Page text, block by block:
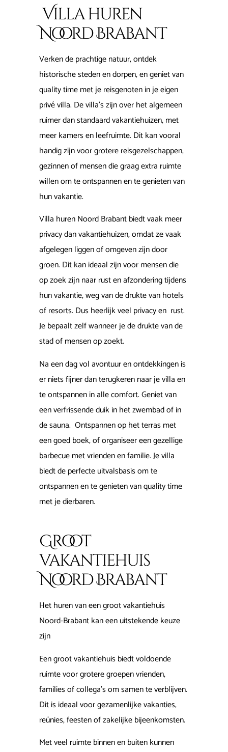
Villa huren
Noord Brabant
Verken de prachtige natuur, ontdek
historische steden en dorpen, en geniet van
quality time met je reisgenoten in je eigen
privé villa. De villa's zijn over het algemeen
ruimer dan standaard vakantiehuizen, met
meer kamers en leefruimte. Dit kan vooral
handig zijn voor grotere reisgezelschappen,
gezinnen of mensen die graag extra ruimte
willen om te ontspannen en te genieten van
hun vakantie.
Villa huren Noord Brabant biedt vaak meer
privacy dan vakantiehuizen, omdat ze vaak
afgelegen liggen of omgeven zijn door
groen. Dit kan ideaal zijn voor mensen die
op zoek zijn naar rust en afzondering tijdens
hun vakantie, weg van de drukte van hotels
of resorts. Dus heerlijk veel privacy en rust.
Je bepaalt zelf wanneer je de drukte van de
stad of mensen op zoekt.
Na een dag vol avontuur en ontdekkingen is
er niets fijner dan terugkeren naar je villa en
te ontspannen in alle comfort. Geniet van
een verfrissende duik in het zwembad of in
de sauna. Ontspannen op het terras met
een goed boek, of organiseer een gezellige
barbecue met vrienden en familie. Je villa
biedt de perfecte uitvalsbasis om te
ontspannen en te genieten van quality time
met je dierbaren.
Groot
vakantiehuis
Noord Brabant
Het huren van een groot vakantiehuis
Noord-Brabant kan een uitstekende keuze
zijn
Een groot vakantiehuis biedt voldoende
ruimte voor grotere groepen vrienden,
families of collega's om samen te verblijven.
Dit is ideaal voor gezamenlijke vakanties,
reünies, feesten of zakelijke bijeenkomsten.
Met veel ruimte binnen en buiten kunnen